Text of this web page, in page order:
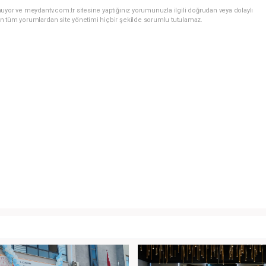
ve meydantv.com.tr sitesine yaptığınız yorumunuzla ilgili doğrudan veya dolaylı
tüm yorumlardan site yönetimi hiçbir şekilde sorumlu tutulamaz.